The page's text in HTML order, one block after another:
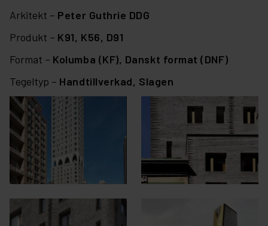
Arkitekt – Peter Guthrie DDG
Produkt – K91, K56, D91
Format – Kolumba (KF), Danskt format (DNF)
Tegeltyp – Handtillverkad, Slagen